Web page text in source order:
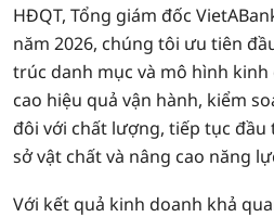
HĐQT, Tổng giám đốc
năm 2026, chúng tôi ưu tiên
trúc danh mục và mô hình
cao hiệu quả vận hành, kiểm
đôi với chất lượng, tiếp tục
sở vật chất và nâng cao năng
Với kết quả kinh doanh khả